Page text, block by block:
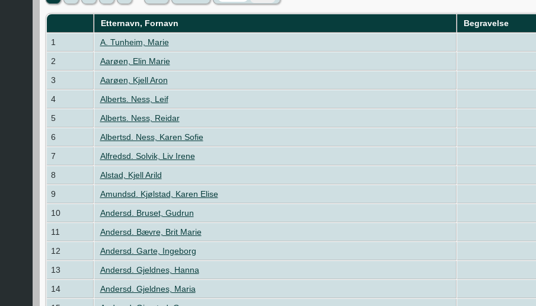
Etternavn, Fornavn Begravelse
1
A. Tunheim, Marie
2
Aarøen, Elin Marie
3
Aarøen, Kjell Aron
4
Alberts. Ness, Leif
5
Alberts. Ness, Reidar
6
Albertsd. Ness, Karen Sofie
7
Alfredsd. Solvik, Liv Irene
8
Alstad, Kjell Arild
9
Amundsd. Kjølstad, Karen Elise
10
Andersd. Bruset, Gudrun
11
Andersd. Bævre, Brit Marie
12
Andersd. Garte, Ingeborg
13
Andersd. Gjeldnes, Hanna
14
Andersd. Gjeldnes, Maria